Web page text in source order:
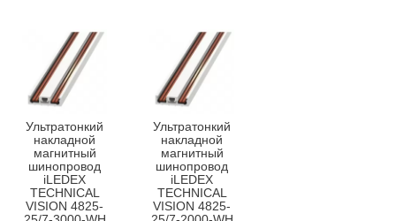
Ультратонкий
накладной
магнитный
шинопровод
iLEDEX
TECHNICAL
VISION 4825-
Ультратонкий
накладной
магнитный
шинопровод
iLEDEX
TECHNICAL
VISION 4825-